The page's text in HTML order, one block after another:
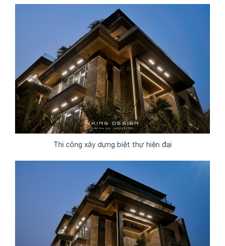
Thi công xây dựng biệt thự hiện đại